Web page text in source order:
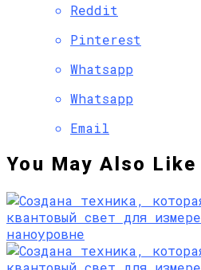
Reddit
Pinterest
Whatsapp
Whatsapp
Email
You May Also Like